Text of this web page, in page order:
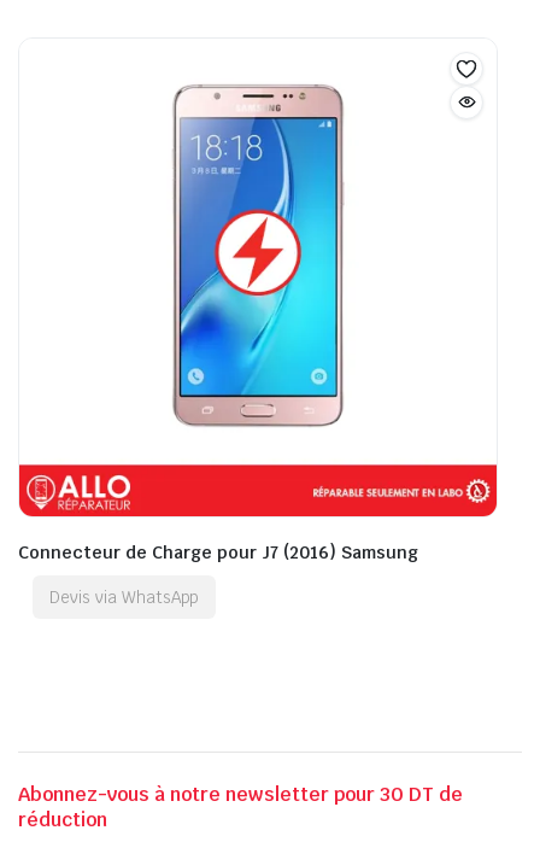
Connecteur de Charge pour J7 (2016) Samsung
Devis via WhatsApp
Abonnez-vous à notre newsletter pour 30 DT de
réduction